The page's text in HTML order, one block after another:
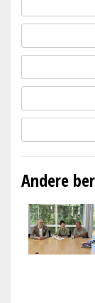
Andere